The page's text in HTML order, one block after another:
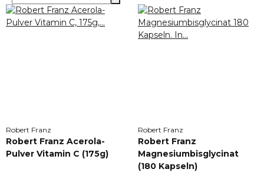
Robert Franz
Robert Franz Acerola-
Pulver Vitamin C (175g)
Robert Franz
Robert Franz
Magnesiumbisglycinat
(180 Kapseln)